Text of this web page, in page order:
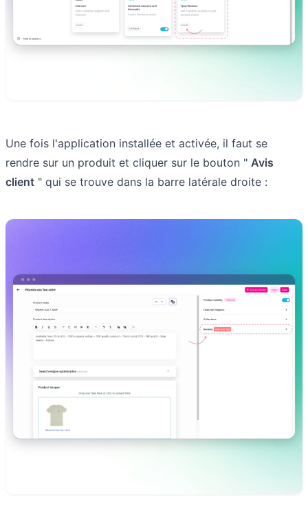
Une fois l'application installée et activée, il faut se
rendre sur un produit et cliquer sur le bouton " Avis
client " qui se trouve dans la barre latérale droite :